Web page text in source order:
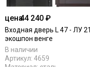
цена44 240 ₽
Входная дверь L 47 - ЛУ 21
экошпон венге
В наличии
Артикул: 4659